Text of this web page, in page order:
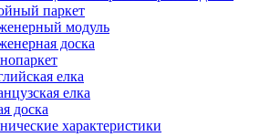
паркет
модуль
доска
елка
елка
доска
характеристики